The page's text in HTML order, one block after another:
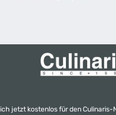
jetzt kostenlos für den